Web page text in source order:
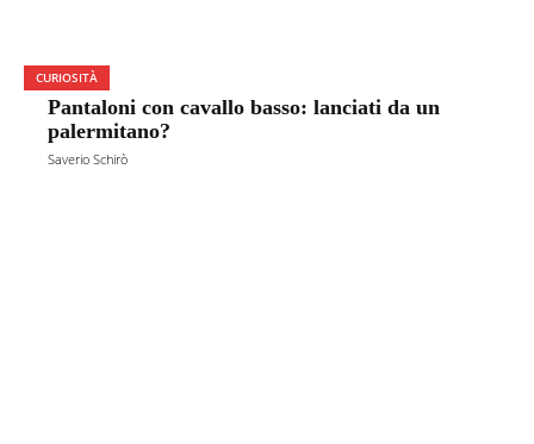
CURIOSITÀ
Pantaloni con cavallo basso: lanciati da un
palermitano?
Saverio Schirò